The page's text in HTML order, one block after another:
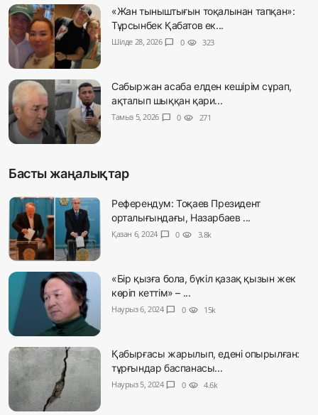
«Жан тыныштығын тоқалынан тапқан»:
Тұрсынбек Қабатов ек...
Шілде 28, 2026 chat_bubble 0 visibility 323
Сабыржан асаба елден кешірім сұрап,
ақталып шыққан қари...
Тамыз 5, 2026 chat_bubble 0 visibility 271
Басты жаңалықтар
Референдум: Тоқаев Президент
орталығындағы, Назарбаев ...
Қазан 6, 2024 chat_bubble 0 visibility 3.8k
«Бір қызға бола, бүкіл қазақ қызын жек
көріп кеттім» – ...
Наурыз 6, 2024 chat_bubble 0 visibility 15k
Қабырғасы жарылып, едені опырылған:
тұрғындар баспанасы...
Наурыз 5, 2024 chat_bubble 0 visibility 4.6k